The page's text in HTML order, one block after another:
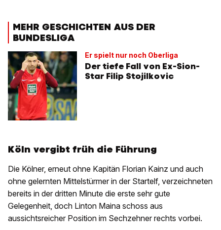
MEHR GESCHICHTEN AUS DER
BUNDESLIGA
Er spielt nur noch Oberliga
Der tiefe Fall von Ex-Sion-
Star Filip Stojilkovic
Köln vergibt früh die Führung
Die Kölner, erneut ohne Kapitän Florian Kainz und auch
ohne gelernten Mittelstürmer in der Startelf, verzeichneten
bereits in der dritten Minute die erste sehr gute
Gelegenheit, doch Linton Maina schoss aus
aussichtsreicher Position im Sechzehner rechts vorbei.